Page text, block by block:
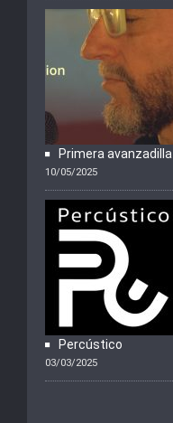
Primera avanzadilla
10/05/2025
Percústico
03/03/2025